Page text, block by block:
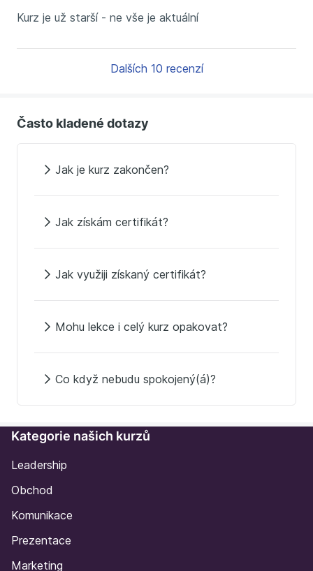
Kurz je už starší - ne vše je aktuální
Dalších 10 recenzí
Často kladené dotazy
Jak je kurz zakončen?
Jak získám certifikát?
Jak využiji získaný certifikát?
Mohu lekce i celý kurz opakovat?
Co když nebudu spokojený(á)?
Kategorie našich kurzů
Leadership
Obchod
Komunikace
Prezentace
Marketing